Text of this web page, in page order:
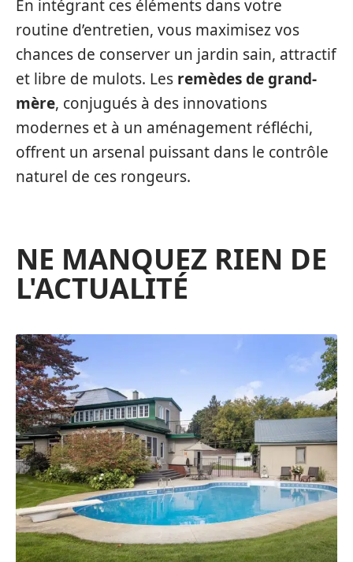
En intégrant ces éléments dans votre
routine d’entretien, vous maximisez vos
chances de conserver un jardin sain, attractif
et libre de mulots. Les remèdes de grand-
mère, conjugués à des innovations
modernes et à un aménagement réfléchi,
offrent un arsenal puissant dans le contrôle
naturel de ces rongeurs.
NE MANQUEZ RIEN DE
L'ACTUALITÉ